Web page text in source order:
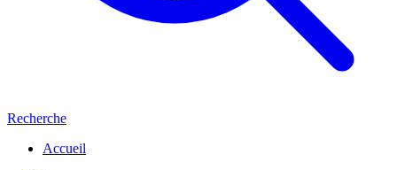
Recherche
Accueil